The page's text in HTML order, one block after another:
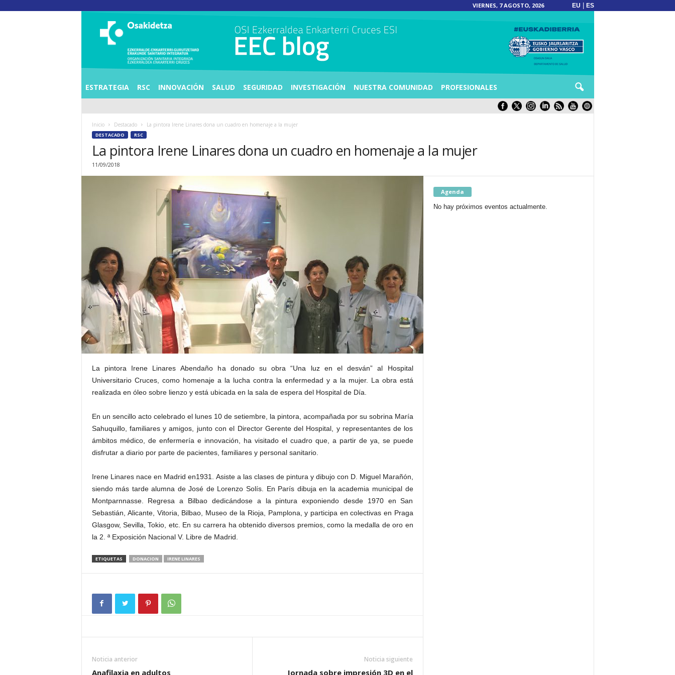
VIERNES, 7 AGOSTO, 2026 EU ES
A
N
R
E
S
ESTRATEGIA RSC INNOVACIÓN SALUD SEGURIDAD INVESTIGACIÓN NUESTRA COMUNIDAD PROFESIONALES
Inicio Destacado La pintora Irene Linares dona un cuadro en homenaje a la mujer
DESTACADO RSC
La pintora Irene Linares dona un cuadro en homenaje a la mujer
11/09/2018
La pintora Irene Linares Abendaño ha donado su obra “Una luz en el desván” al Hospital
Universitario Cruces, como homenaje a la lucha contra la enfermedad y a la mujer. La obra está
realizada en óleo sobre lienzo y está ubicada en la sala de espera del Hospital de Día.
En un sencillo acto celebrado el lunes 10 de setiembre, la pintora, acompañada por su sobrina María
Sahuquillo, familiares y amigos, junto con el Director Gerente del Hospital, y representantes de los
ámbitos médico, de enfermería e innovación, ha visitado el cuadro que, a partir de ya, se puede
disfrutar a diario por parte de pacientes, familiares y personal sanitario.
Irene Linares nace en Madrid en1931. Asiste a las clases de pintura y dibujo con D. Miguel Marañón,
siendo más tarde alumna de José de Lorenzo Solís. En París dibuja en la academia municipal de
Montparnnasse. Regresa a Bilbao dedicándose a la pintura exponiendo desde 1970 en San
Sebastián, Alicante, Vitoria, Bilbao, Museo de la Rioja, Pamplona, y participa en colectivas en Praga
Glasgow, Sevilla, Tokio, etc. En su carrera ha obtenido diversos premios, como la medalla de oro en
la 2. ª Exposición Nacional V. Libre de Madrid.
ETIQUETAS DONACION IRENE LINARES
Noticia anterior
Anafilaxia en adultos
Noticia siguiente
Jornada sobre impresión 3D en el
Agenda
No hay próximos eventos actualmente.